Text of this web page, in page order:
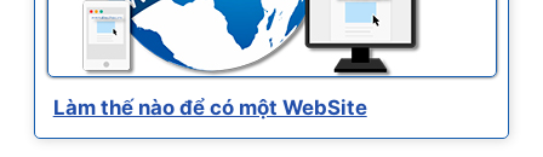
Làm thế nào để có một WebSite